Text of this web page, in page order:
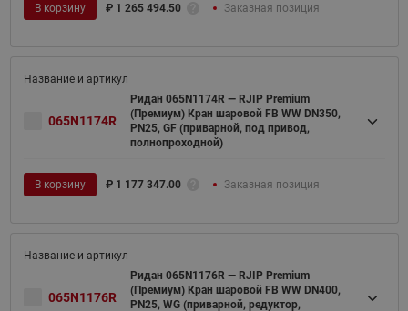
В корзину ₽ 1 265 494.50 Заказная позиция
065N1174R
Ридан 065N1174R — RJIP Premium
(Премиум) Кран шаровой FB WW DN350,
PN25, GF (приварной, под привод,
полнопроходной)
В корзину ₽ 1 177 347.00 Заказная позиция
065N1176R
Ридан 065N1176R — RJIP Premium
(Премиум) Кран шаровой FB WW DN400,
PN25, WG (приварной, редуктор,